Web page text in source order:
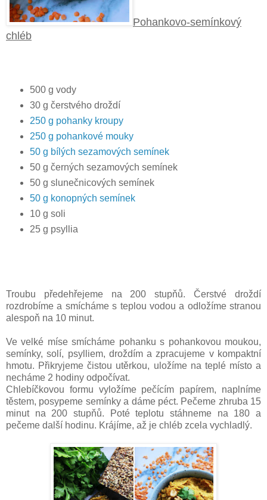
Pohankovo-semínkový
chléb
500 g vody
30 g čerstvého droždí
250 g pohanky kroupy
250 g pohankové mouky
50 g bílých sezamových semínek
50 g černých sezamových semínek
50 g slunečnicových semínek
50 g konopných semínek
10 g soli
25 g psyllia
Troubu předehřejeme na 200 stupňů. Čerstvé droždí
rozdrobíme a smícháme s teplou vodou a odložíme stranou
alespoň na 10 minut.
Ve velké míse smícháme pohanku s pohankovou moukou,
semínky, solí, psylliem, droždím a zpracujeme v kompaktní
hmotu. Přikryjeme čistou utěrkou, uložíme na teplé místo a
necháme 2 hodiny odpočívat.
Chlebíčkovou formu vyložíme pečícím papírem, naplníme
těstem, posypeme semínky a dáme péct. Pečeme zhruba 15
minut na 200 stupňů. Poté teplotu stáhneme na 180 a
pečeme další hodinu. Krájíme, až je chléb zcela vychladlý.